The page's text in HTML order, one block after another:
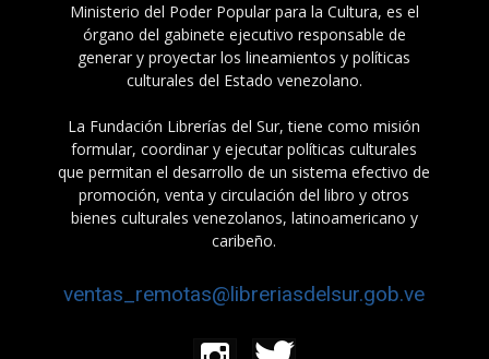
Ministerio del Poder Popular para la Cultura, es el
órgano del gabinete ejecutivo responsable de
generar y proyectar los lineamientos y políticas
culturales del Estado venezolano.
La Fundación Librerías del Sur, tiene como misión
formular, coordinar y ejecutar políticas culturales
que permitan el desarrollo de un sistema efectivo de
promoción, venta y circulación del libro y otros
bienes culturales venezolanos, latinoamericano y
caribeño.
ventas_remotas@libreriasdelsur.gob.ve